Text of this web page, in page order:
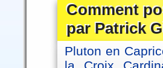
Comment
par Patrick
Pluton en